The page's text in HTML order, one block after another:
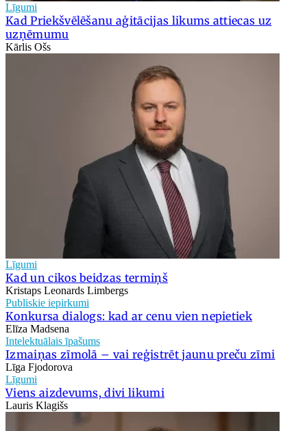
Līgumi
Kad Priekšvēlēšanu aģitācijas likums attiecas uz
uzņēmumu
Kārlis Ošs
Līgumi
Kad un cikos beidzas termiņš
Kristaps Leonards Limbergs
Publiskie iepirkumi
Konkursa dialogs: kad ar cenu vien nepietiek
Elīza Madsena
Intelektuālais īpašums
Izmaiņas zīmolā – vai reģistrēt jaunu preču zīmi
Līga Fjodorova
Līgumi
Viens aizdevums, divi likumi
Lauris Klagišs